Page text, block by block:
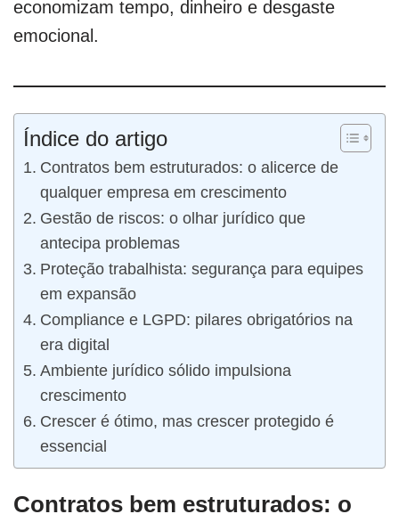
economizam tempo, dinheiro e desgaste
emocional.
Índice do artigo
Contratos bem estruturados: o alicerce de
qualquer empresa em crescimento
Gestão de riscos: o olhar jurídico que
antecipa problemas
Proteção trabalhista: segurança para equipes
em expansão
Compliance e LGPD: pilares obrigatórios na
era digital
Ambiente jurídico sólido impulsiona
crescimento
Crescer é ótimo, mas crescer protegido é
essencial
Contratos bem estruturados: o